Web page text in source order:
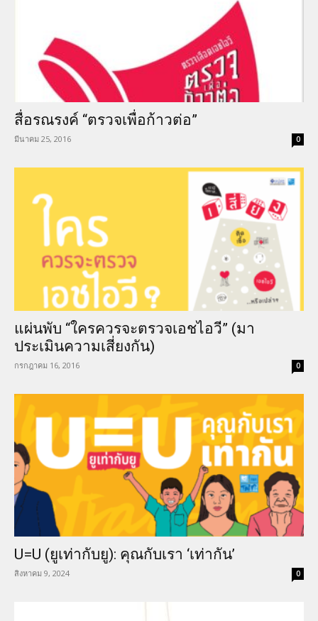
สื่อรณรงค์ “ตรวจเพื่อก้าวต่อ”
มีนาคม 25, 2016 0
แผ่นพับ “ใครควรจะตรวจเอชไอวี” (มา
ประเมินความเสี่ยงกัน)
กรกฎาคม 16, 2016 0
U=U (ยูเท่ากับยู): คุณกับเรา ‘เท่ากัน’
สิงหาคม 9, 2024 0